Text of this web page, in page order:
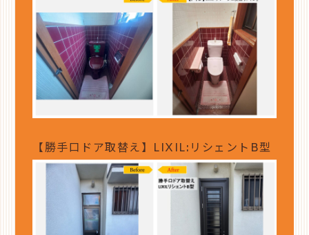
【勝手口ドア取替え】LIXIL:リシェントB型